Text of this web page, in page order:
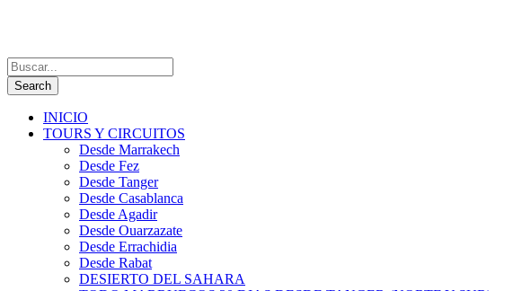
INICIO
TOURS Y CIRCUITOS
Desde Marrakech
Desde Fez
Desde Tanger
Desde Casablanca
Desde Agadir
Desde Ouarzazate
Desde Errachidia
Desde Rabat
DESIERTO DEL SAHARA